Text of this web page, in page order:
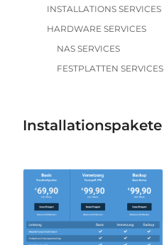
INSTALLATIONS SERVICES
HARDWARE SERVICES
NAS SERVICES
FESTPLATTEN SERVICES
Installationspakete